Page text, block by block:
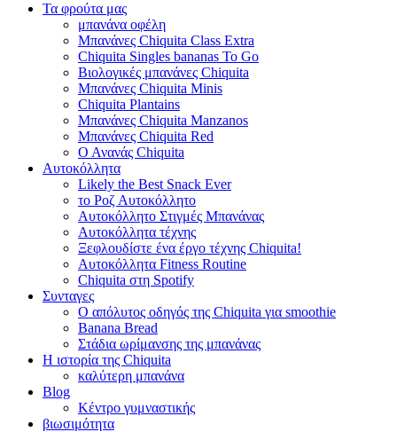
Τα φρούτα μας
μπανάνα οφέλη
Μπανάνες Chiquita Class Extra
Chiquita Singles bananas To Go
Βιολογικές μπανάνες Chiquita
Μπανάνες Chiquita Minis
Chiquita Plantains
Μπανάνες Chiquita Manzanos
Μπανάνες Chiquita Red
Ο Ανανάς Chiquita
Αυτοκόλλητα
Likely the Best Snack Ever
το Ροζ Αυτοκόλλητο
Αυτοκόλλητο Στιγμές Μπανάνας
Αυτοκόλλητα τέχνης
Ξεφλουδίστε ένα έργο τέχνης Chiquita!
Αυτοκόλλητα Fitness Routine
Chiquita στη Spotify
Συνταγες
Ο απόλυτος οδηγός της Chiquita για smoothie
Banana Bread
Στάδια ωρίμανσης της μπανάνας
Η ιστορία της Chiquita
καλύτερη μπανάνα
Blog
Κέντρο γυμναστικής
βιωσιμότητα